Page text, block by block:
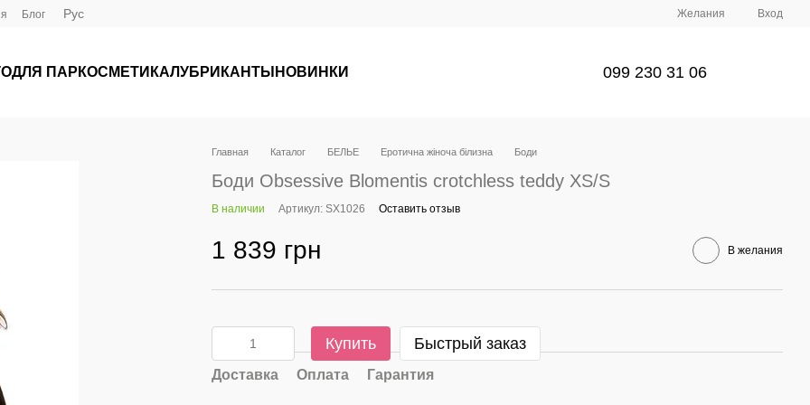
Блог Рус Желания Вход
ДЛЯ ПАР КОСМЕТИКАЛУБРИКАНТЫ НОВИНКИ 099 230 31 06
Главная Каталог БЕЛЬЕ Еротична жіноча білизна Боди
Боди Obsessive Blomentis crotchless teddy XS/S
В наличии Артикул: SX1026 Оставить отзыв
1 839 грн В желания
Купить Быстрый заказ
Доставка Оплата Гарантия